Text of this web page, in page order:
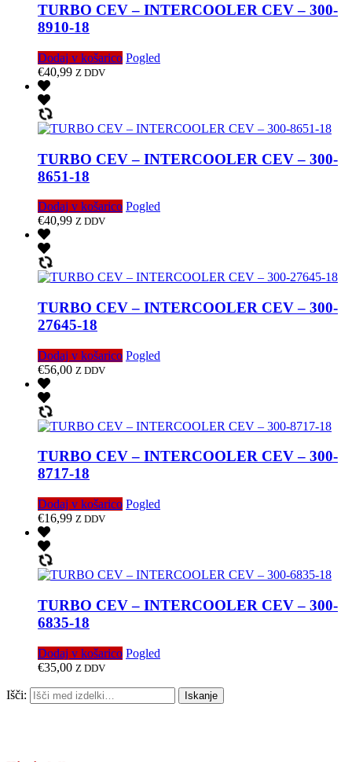
TURBO CEV – INTERCOOLER CEV – 300-
8910-18
Dodaj v košarico Pogled
€40,99 Z DDV
TURBO CEV – INTERCOOLER CEV – 300-
8651-18
Dodaj v košarico Pogled
€40,99 Z DDV
TURBO CEV – INTERCOOLER CEV – 300-
27645-18
Dodaj v košarico Pogled
€56,00 Z DDV
TURBO CEV – INTERCOOLER CEV – 300-
8717-18
Dodaj v košarico Pogled
€16,99 Z DDV
TURBO CEV – INTERCOOLER CEV – 300-
6835-18
Dodaj v košarico Pogled
€35,00 Z DDV
Išči: Iskanje